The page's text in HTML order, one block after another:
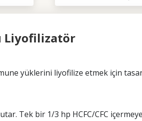
Liyofilizatör
yüklerini liyofilize etmek için
Tek bir 1/3 hp HCFC/CFC